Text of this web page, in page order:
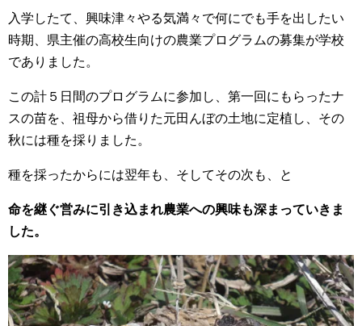
入学したて、興味津々やる気満々で何にでも手を出したい
時期、県主催の高校生向けの農業プログラムの募集が学校
でありました。
この計５日間のプログラムに参加し、第一回にもらったナ
スの苗を、祖母から借りた元田んぼの土地に定植し、その
秋には種を採りました。
種を採ったからには翌年も、そしてその次も、と
命を継ぐ営みに引き込まれ農業への興味も深まっていきま
した。